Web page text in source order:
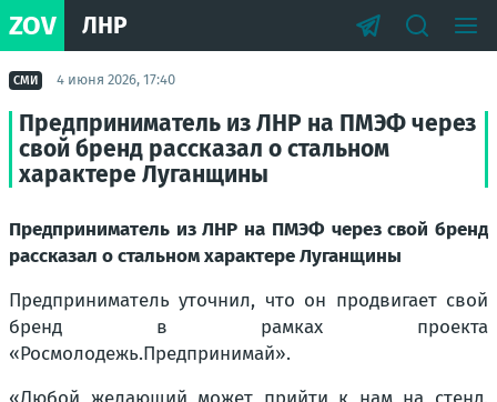
ZOV ЛНР
СМИ 4 июня 2026, 17:40
Предприниматель из ЛНР на ПМЭФ через
свой бренд рассказал о стальном
характере Луганщины
Предприниматель из ЛНР на ПМЭФ через свой бренд
рассказал о стальном характере Луганщины
Предприниматель уточнил, что он продвигает свой
бренд в рамках проекта
«Росмолодежь.Предпринимай».